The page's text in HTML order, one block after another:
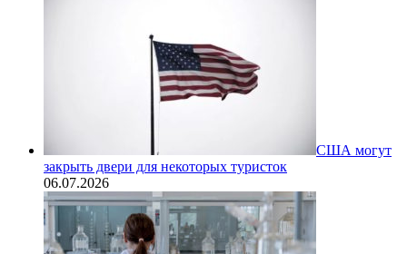
США могут
закрыть двери для некоторых туристок
06.07.2026